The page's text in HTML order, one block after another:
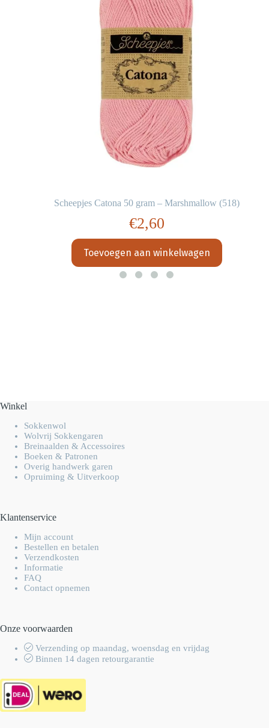
Scheepjes Catona 50 gram – Marshmallow (518)
€2,60
Toevoegen aan winkelwagen
Winkel
Sokkenwol
Wolvrij Sokkengaren
Breinaalden & Accessoires
Boeken & Patronen
Overig handwerk garen
Opruiming & Uitverkoop
Klantenservice
Mijn account
Bestellen en betalen
Verzendkosten
Informatie
FAQ
Contact opnemen
Onze voorwaarden
Verzending op maandag, woensdag en vrijdag
Binnen 14 dagen retourgarantie